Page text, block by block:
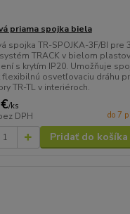
priama spojka biela
spojka TR-SPOJKA-3F/BI pre
TRACK v bielom
s krytím IP20. Umožňuje
flexibilnú osvetľovaciu dráhu
TR-TL v interiéroch.
/ks
DPH do 7
Pridať do košíka